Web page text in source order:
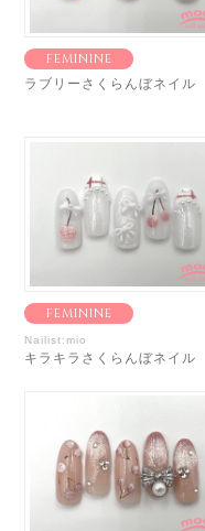
FEMININE
ラブリーさくらんぼネイル
FEMININE
Nailist:mio
キラキラさくらんぼネイル